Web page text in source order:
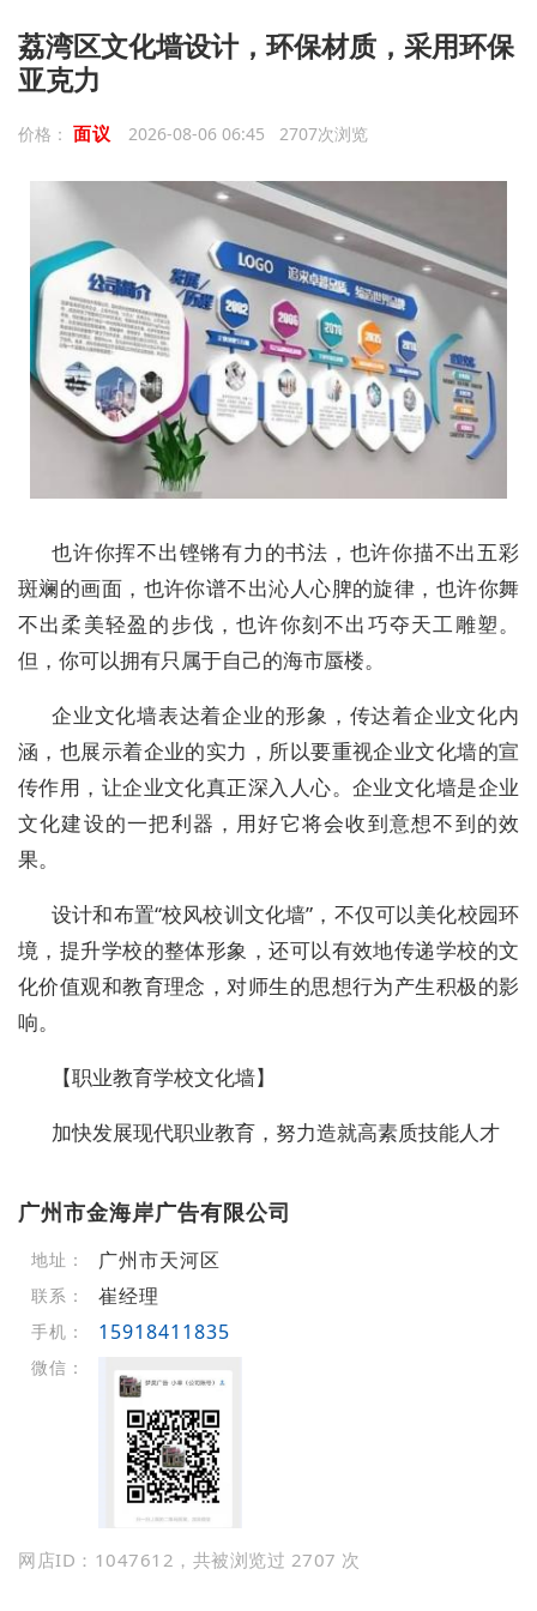
荔湾区文化墙设计，环保材质，采用环保
亚克力
价格： 面议 2026-08-06 06:45 2707次浏览
也许你挥不出铿锵有力的书法，也许你描不出五彩
斑斓的画面，也许你谱不出沁人心脾的旋律，也许你舞
不出柔美轻盈的步伐，也许你刻不出巧夺天工雕塑。
但，你可以拥有只属于自己的海市蜃楼。
企业文化墙表达着企业的形象，传达着企业文化内
涵，也展示着企业的实力，所以要重视企业文化墙的宣
传作用，让企业文化真正深入人心。企业文化墙是企业
文化建设的一把利器，用好它将会收到意想不到的效
果。
设计和布置“校风校训文化墙”，不仅可以美化校园环
境，提升学校的整体形象，还可以有效地传递学校的文
化价值观和教育理念，对师生的思想行为产生积极的影
响。
【职业教育学校文化墙】
加快发展现代职业教育，努力造就高素质技能人才
广州市金海岸广告有限公司
地址： 广州市天河区
联系： 崔经理
手机： 15918411835
微信：
网店ID：1047612，共被浏览过 2707 次